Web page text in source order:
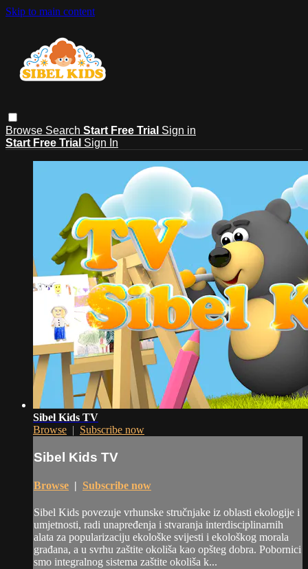
Skip to main content
Browse Search Start Free Trial Sign in
Start Free Trial Sign In
Sibel Kids TV
Browse | Subscribe now
Sibel Kids TV
Browse | Subscribe now
Sibel Kids povezuje vrhunske stručnjake iz oblasti ekologije i
umjetnosti, radi unapređenja i stvaranja interdisciplinarnih
alata za popularizaciju ekološke svijesti i ekološkog morala
građana, a u svrhu zaštite okoliša kao opšteg dobra. Pobornici
smo integralnog sistema zaštite okoliša k...